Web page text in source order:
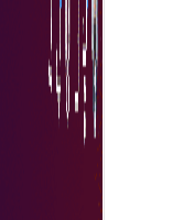
menghasilkan
dan layanan,
pengadaan.
baik
lebih luas. Selain
transaksi,
Pasar sering